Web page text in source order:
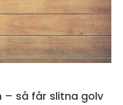
– så får slitna golv